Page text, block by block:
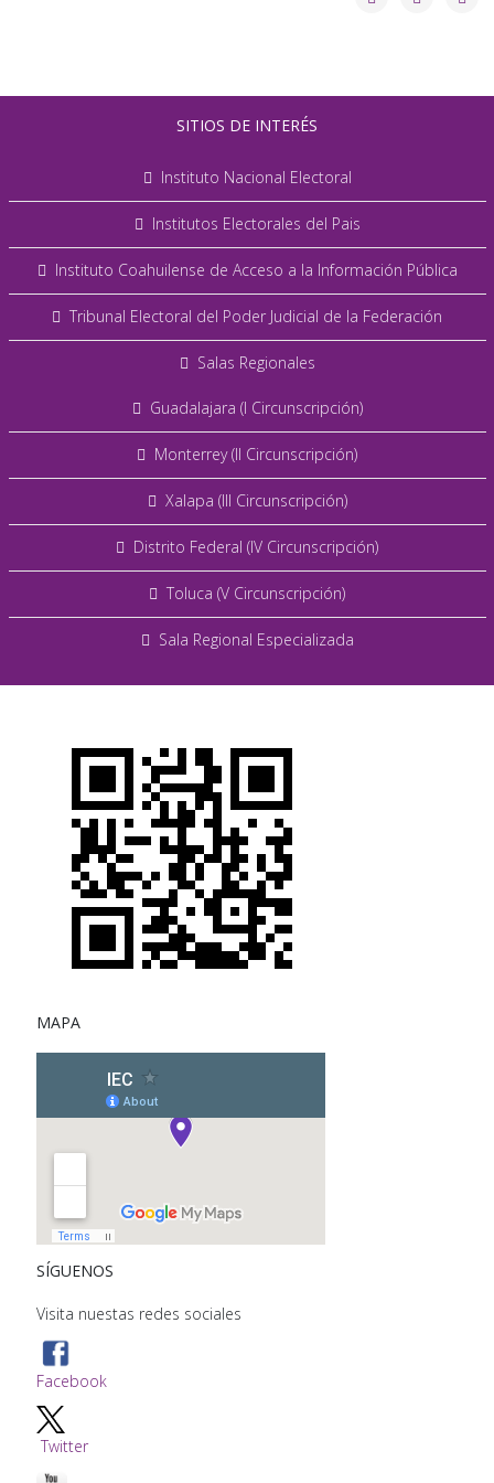
SITIOS DE INTERÉS
Instituto Nacional Electoral
Institutos Electorales del Pais
Instituto Coahuilense de Acceso a la Información Pública
Tribunal Electoral del Poder Judicial de la Federación
Salas Regionales
Guadalajara (I Circunscripción)
Monterrey (II Circunscripción)
Xalapa (III Circunscripción)
Distrito Federal (IV Circunscripción)
Toluca (V Circunscripción)
Sala Regional Especializada
MAPA
SÍGUENOS
Visita nuestas redes sociales
Facebook
Twitter